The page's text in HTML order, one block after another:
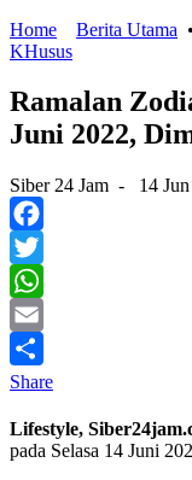
Home
Berita Utama
KHusus
Ramalan
Juni 2022,
Siber 24 Jam - 14
Facebook
Twitter
WhatsApp
Email
Share
Lifestyle,
pada Selasa 14 Juni